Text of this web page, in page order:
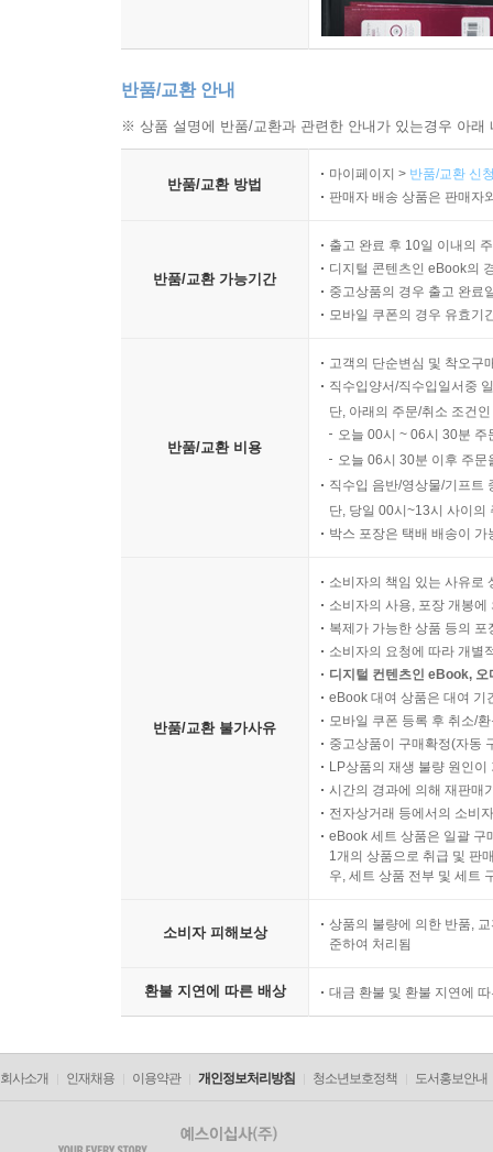
반품/교환 안내
※ 상품 설명에 반품/교환과 관련한 안내가 있는경우 아
반품/교환 방법
마이페이지 > 반품/교환 신
판매자 배송 상품은 판매자
반품/교환 가능기간
출고 완료 후 10일 이내의
디지털 콘텐츠인 eBook의
중고상품의 경우 출고 완료
모바일 쿠폰의 경우 유효기
반품/교환 비용
고객의 단순변심 및 착오구
직수입양서/직수입일서중
단, 아래의 주문/취소 조건
오늘 00시 ~ 06시 30분
오늘 06시 30분 이후 주
직수입 음반/영상물/기프트
단, 당일 00시~13시 사이의
박스 포장은 택배 배송이
반품/교환 불가사유
소비자의 책임 있는 사유로
소비자의 사용, 포장 개봉
복제가 가능한 상품 등의
소비자의 요청에 따라 개별
디지털 컨텐츠인 eBook,
eBook 대여 상품은 대여 기
모바일 쿠폰 등록 후 취소/
중고상품이 구매확정(자동
LP상품의 재생 불량 원인
시간의 경과에 의해 재판매
전자상거래 등에서의 소비
eBook 세트 상품은 일괄 구
1개의 상품으로 취급 및 판
우, 세트 상품 전부 및 세트
소비자 피해보상
상품의 불량에 의한 반품,
준하여 처리됨
환불 지연에 따른 배상 대금 환불 및 환불 지연에
회사소개 인재채용 이용약관 개인정보처리방침 청소년보호정책 도서홍보안내